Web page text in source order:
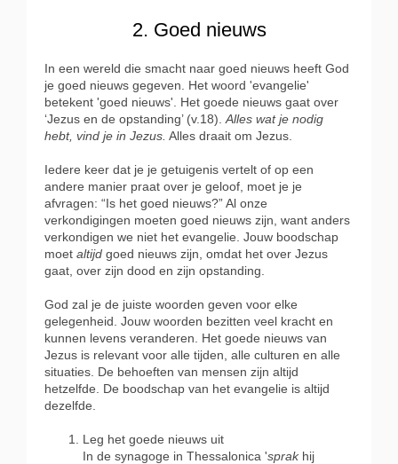
2. Goed nieuws
In een wereld die smacht naar goed nieuws heeft God
je goed nieuws gegeven. Het woord 'evangelie'
betekent 'goed nieuws'. Het goede nieuws gaat over
‘Jezus en de opstanding’ (v.18). Alles wat je nodig
hebt, vind je in Jezus. Alles draait om Jezus.
Iedere keer dat je je getuigenis vertelt of op een
andere manier praat over je geloof, moet je je
afvragen: “Is het goed nieuws?” Al onze
verkondigingen moeten goed nieuws zijn, want anders
verkondigen we niet het evangelie. Jouw boodschap
moet altijd goed nieuws zijn, omdat het over Jezus
gaat, over zijn dood en zijn opstanding.
God zal je de juiste woorden geven voor elke
gelegenheid. Jouw woorden bezitten veel kracht en
kunnen levens veranderen. Het goede nieuws van
Jezus is relevant voor alle tijden, alle culturen en alle
situaties. De behoeften van mensen zijn altijd
hetzelfde. De boodschap van het evangelie is altijd
dezelfde.
Leg het goede nieuws uit
In de synagoge in Thessalonica 'sprakhij